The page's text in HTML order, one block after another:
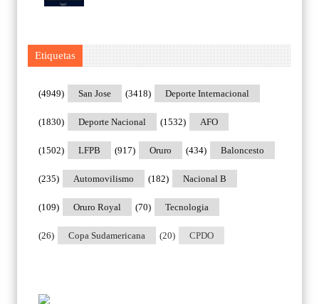
Etiquetas
San Jose
(4949) Deporte Internacional
(3418)
Deporte Nacional
(1830) AFO
(1532)
LFPB
(1502) Oruro
(917) Baloncesto
(434)
Automovilismo
(235) Nacional B
(182)
Oruro Royal
(109) Tecnologia
(70)
Copa Sudamericana
(26) CPDO
(20)